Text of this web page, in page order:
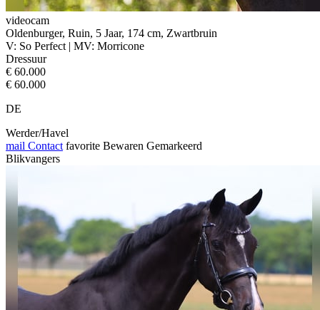
videocam
Oldenburger, Ruin, 5 Jaar, 174 cm, Zwartbruin
V: So Perfect | MV: Morricone
Dressuur
€ 60.000
€ 60.000
DE
Werder/Havel
mail Contact favorite Bewaren Gemarkeerd
Blikvangers